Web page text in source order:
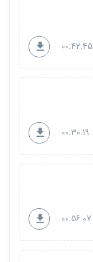
00:42:45
00:30:19
00:56:07